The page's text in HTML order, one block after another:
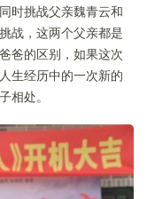
时挑战父亲魏青云和
战，这两个父亲都是
爸的区别，如果这次
生经历中的一次新的
相处。